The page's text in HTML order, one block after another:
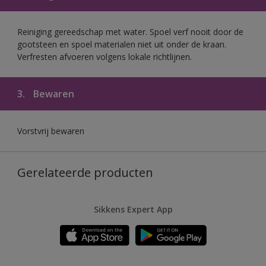
Reiniging gereedschap met water. Spoel verf nooit door de
gootsteen en spoel materialen niet uit onder de kraan.
Verfresten afvoeren volgens lokale richtlijnen.
3. Bewaren
Vorstvrij bewaren
Gerelateerde producten
Sikkens Expert App